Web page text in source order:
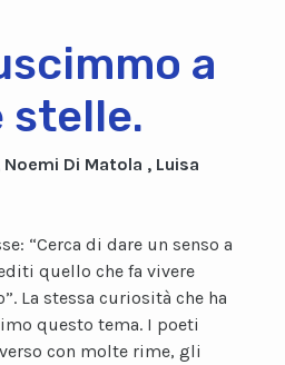
a
stelle.
Di Matola , Luisa
“Cerca di dare un senso a
quello che fa vivere
La stessa curiosità che ha
questo tema. I poeti
con molte rime, gli